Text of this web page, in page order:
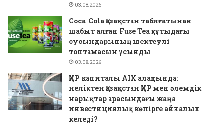
03.08.2026
Coca-Cola Қазақстан табиғатынан
шабыт алған Fuse Tea құтыдағы
сусындарының шектеулі
топтамасын ұсынды
03.08.2026
ҚХР капиталы AIX алаңында:
неліктен Қазақстан ҚХР мен әлемдік
нарықтар арасындағы жаңа
инвестициялық көпірге айналып
келеді?